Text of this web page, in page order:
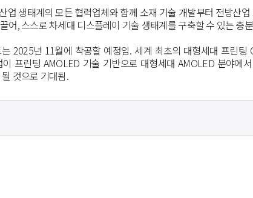
업 생태계의 모든 협력업체와 함께 소재 기술 개발부터 전방산
어,스스로 차세대 디스플레이 기술 생태계를 구축할 수 있는 충
2025년 11월에 착공할 예정임. 세계 최초의 대형세대 프린팅
프린팅 AMOLED 기술 기반으로 대형세대 AMOLED 분야에서
될 것으로 기대됨.